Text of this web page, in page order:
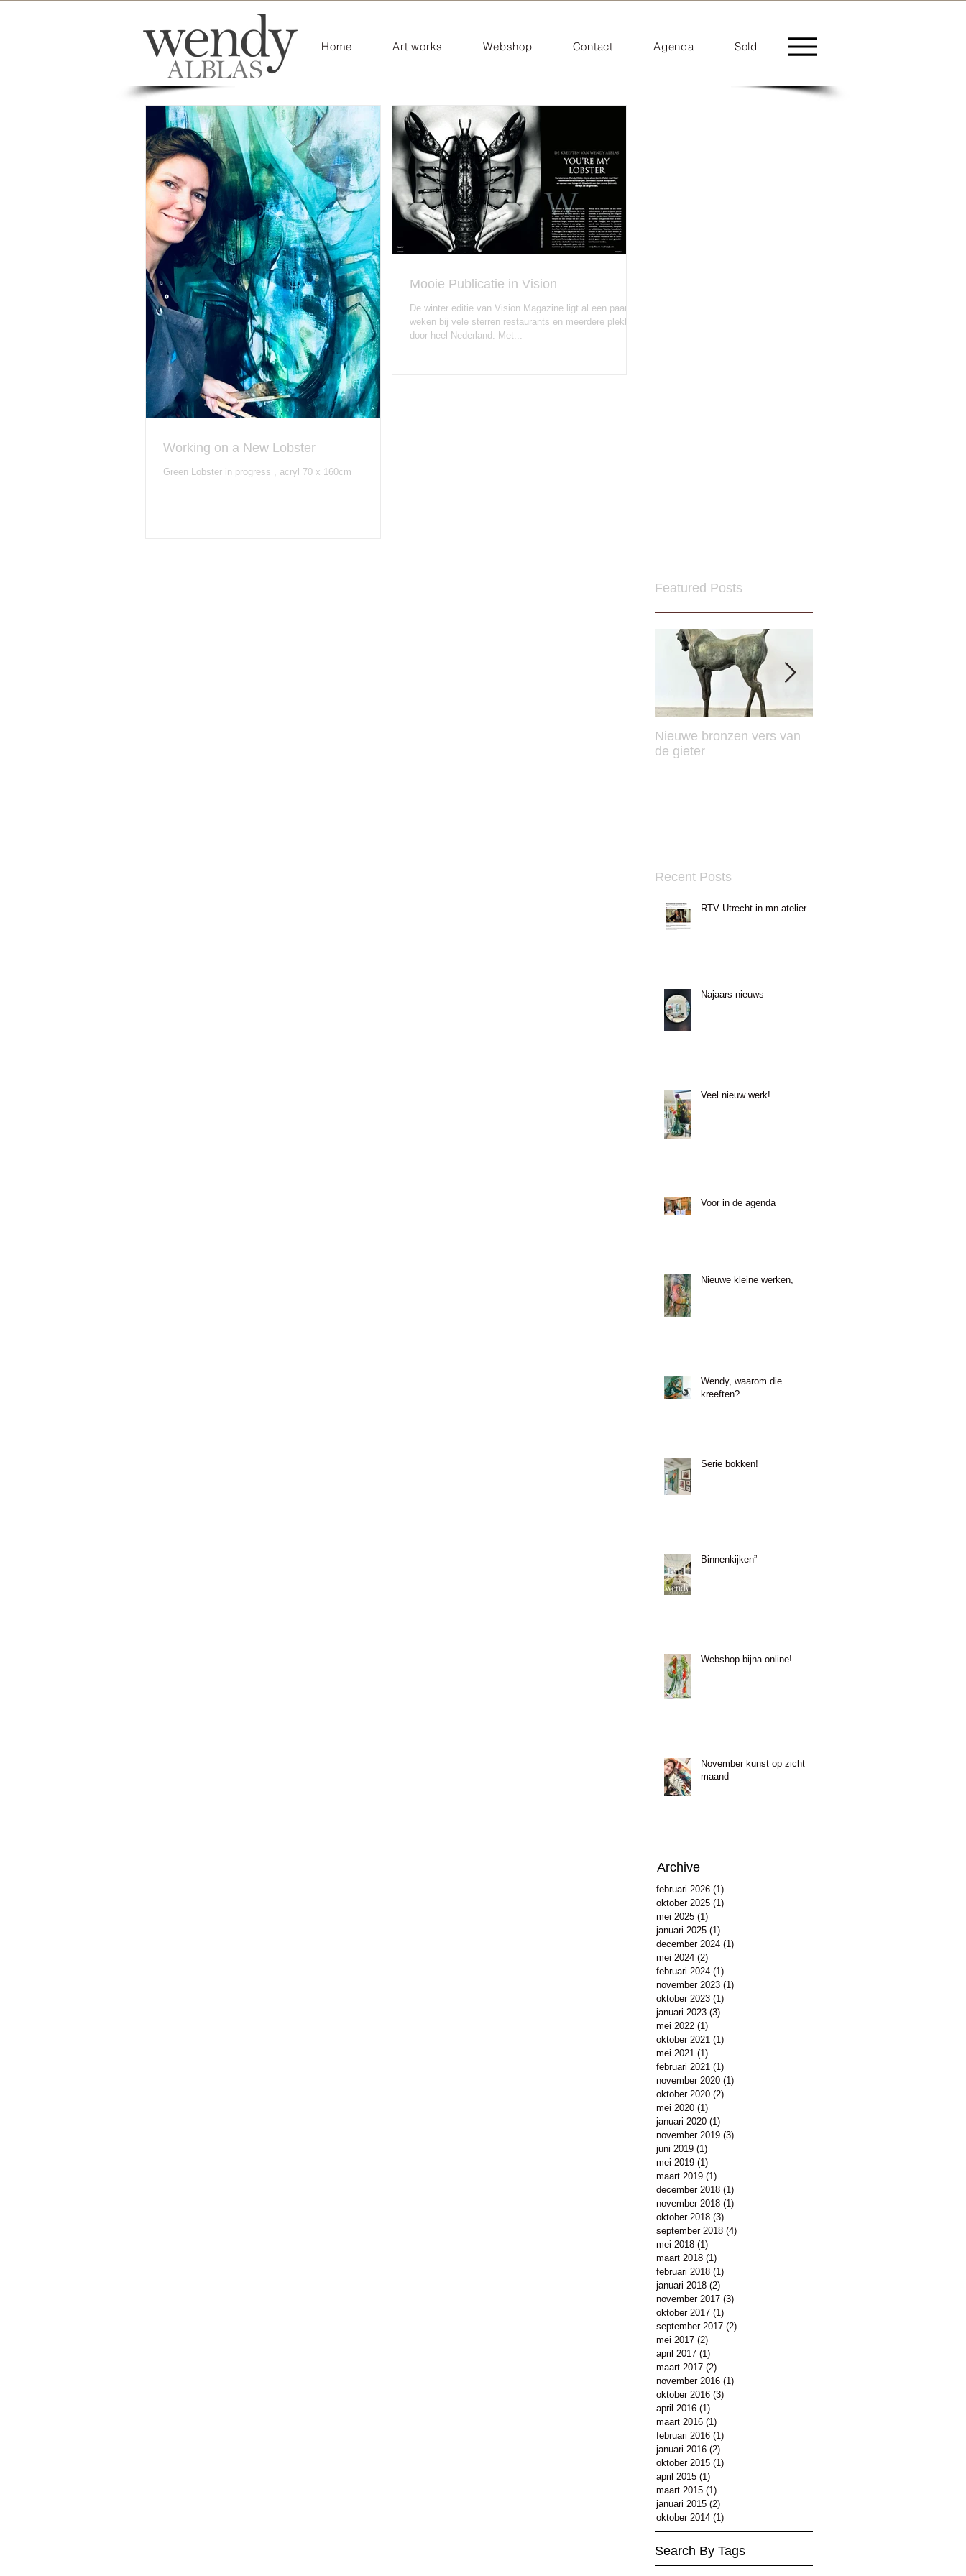
Home Art works Webshop Contact Agenda Sold
Working on a New Lobster
Green Lobster in progress , acryl 70 x 160cm
Mooie Publicatie in Vision
De winter editie van Vision Magazine ligt al een paar
weken bij vele sterren restaurants en meerdere plekken
door heel Nederland. Met...
Featured Posts
Nieuwe bronzen vers van
de gieter
Recent Posts
RTV Utrecht in mn atelier
Najaars nieuws
Veel nieuw werk!
Voor in de agenda
Nieuwe kleine werken,
Wendy, waarom die
kreeften?
Serie bokken!
Binnenkijken”
Webshop bijna online!
November kunst op zicht
maand
Archive
februari 2026 (1)
oktober 2025 (1)
mei 2025 (1)
januari 2025 (1)
december 2024 (1)
mei 2024 (2)
februari 2024 (1)
november 2023 (1)
oktober 2023 (1)
januari 2023 (3)
mei 2022 (1)
oktober 2021 (1)
mei 2021 (1)
februari 2021 (1)
november 2020 (1)
oktober 2020 (2)
mei 2020 (1)
januari 2020 (1)
november 2019 (3)
juni 2019 (1)
mei 2019 (1)
maart 2019 (1)
december 2018 (1)
november 2018 (1)
oktober 2018 (3)
september 2018 (4)
mei 2018 (1)
maart 2018 (1)
februari 2018 (1)
januari 2018 (2)
november 2017 (3)
oktober 2017 (1)
september 2017 (2)
mei 2017 (2)
april 2017 (1)
maart 2017 (2)
november 2016 (1)
oktober 2016 (3)
april 2016 (1)
maart 2016 (1)
februari 2016 (1)
januari 2016 (2)
oktober 2015 (1)
april 2015 (1)
maart 2015 (1)
januari 2015 (2)
oktober 2014 (1)
Search By Tags